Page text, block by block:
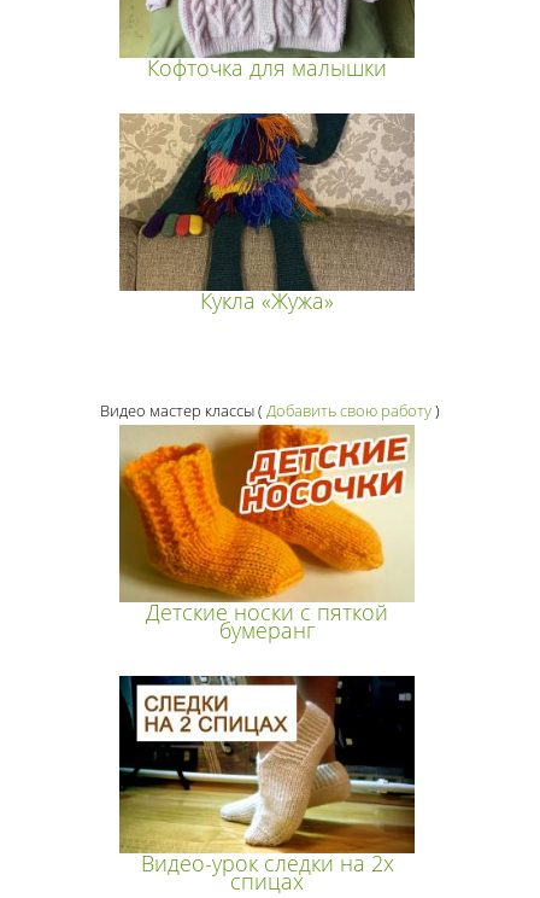
Кофточка для малышки
Кукла «Жужа»
Видео мастер классы( Добавить свою работу)
Детские носки с пяткой
бумеранг
Видео-урок следки на 2х
спицах